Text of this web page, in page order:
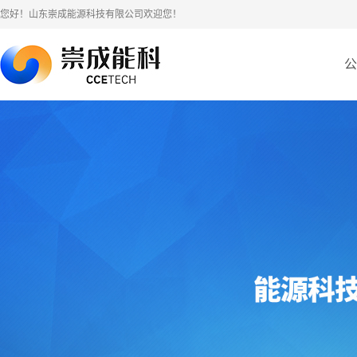
您好！山东崇成能源科技有限公司欢迎您！